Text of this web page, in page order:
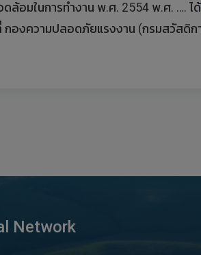
ล้อมในการทำงาน พ.ศ. 2554 พ.ศ. …. ได้
งความปลอดภัยแรงงาน (กรมสวัสดิ
Network